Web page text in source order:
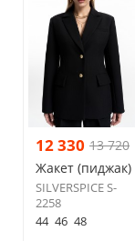
12 330 13 720
Жакет (пиджак)
SILVERSPICE S-
2258
44 46 48